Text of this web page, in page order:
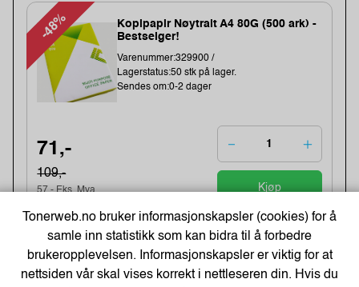
-48%
Kopipapir Nøytralt A4 80G (500 ark) -
Bestselger!
Varenummer:329900 /
Lagerstatus:50 stk på lager.
Sendes om:0-2 dager
71,-
109,-
57,- Eks. Mva. Kjøp
Black (BULK)
Varenummer:221353 /325-62
Tonerweb.no bruker informasjonskapsler (cookies) for å
samle inn statistikk som kan bidra til å forbedre
brukeropplevelsen. Informasjonskapsler er viktig for at
nettsiden vår skal vises korrekt i nettleseren din. Hvis du